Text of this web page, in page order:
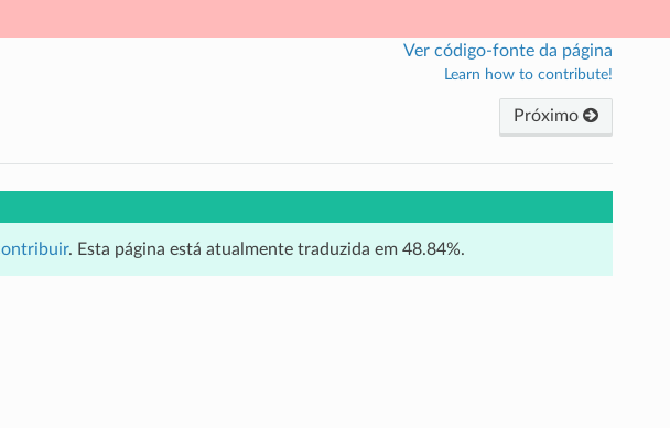
Ver código-fonte da página
Learn how to contribute!
Próximo
. Esta página está atualmente traduzida em 48.84%.